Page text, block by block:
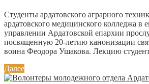
Студенты ардатовского аграрного
ардатовского медицинского колледжа в
управлении Ардатовской епархии
посвященную 20-летию канонизации
воина Феодора Ушакова. Лекцию
Далее